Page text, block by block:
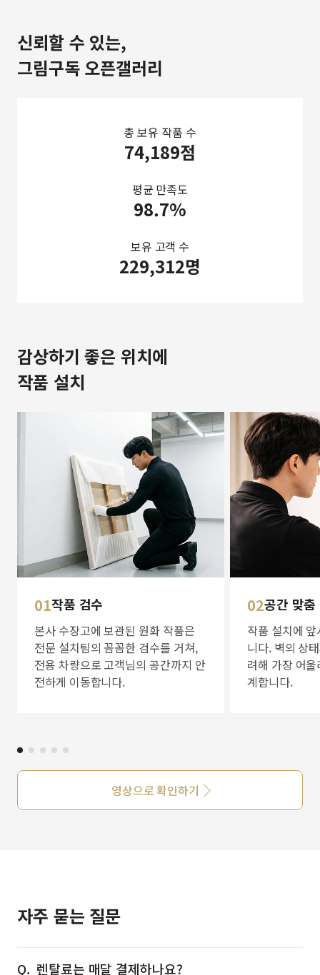
신뢰할 수 있는,
그림구독 오픈갤러리
총 보유 작품 수
74,189점
평균 만족도
98.7%
보유 고객 수
229,312명
감상하기 좋은 위치에
작품 설치
01작품 검수
본사 수장고에 보관된 원화 작품은
전문 설치팀의 꼼꼼한 검수를 거쳐,
전용 차량으로 고객님의 공간까지 안
전하게 이동합니다.
02공간 맞
작품 설치에
니다. 벽의 상
려해 가장 어
계합니다.
영상으로 확인하기
자주 묻는 질문
렌탈료는 매달 결제하나요?